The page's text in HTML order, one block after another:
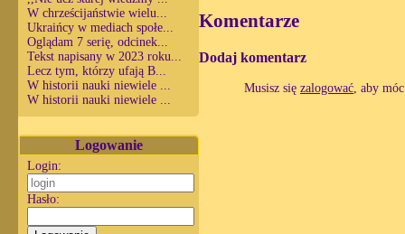
W chrześcijaństwie wielu...
Ukraińcy w mediach społe...
Oglądam 7 serię, odcinek...
Tekst napisany w 2023 roku...
Lecz tym, którzy ufają B...
W historii nauki niewiele ...
W historii nauki niewiele ...
Logowanie
Login:
Hasło:
Komentarze
Dodaj komentarz
Musisz się zalogować, aby